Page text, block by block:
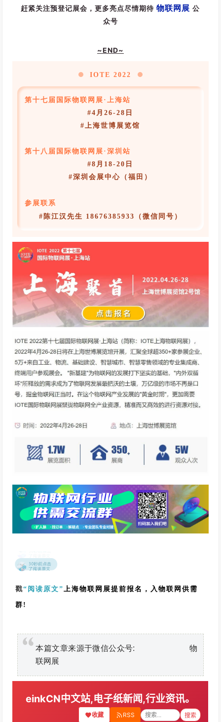
G
、
B
t
o
C
各
类
场
的
玩
来
迭
玩
法
、
新
模
式
加
剧
竞
争
，
对
物
网
从
的
赋
能
程
深
态
能
出
更
高
要
赶紧关注预登记展会，更多亮点尽情期待 物联网展公
众号
~END~
IOTE 2022
第十七届国际物联网展·上海站
#4月26-28日
#上海世博展览馆
第十八届国际物联网展·深圳站
#8月18-20日
#深圳会展中心（福田）
参展联系
# 陈江汉先生 18676385933（微信同号）
戳“阅读原文” 上海物联网展提前报名，入物联网供需
群!
本篇文章来源于微信公众号: 物
联网展